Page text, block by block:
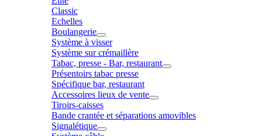
Classic
Echelles
Boulangerie
Système à visser
Système sur crémaillère
Tabac, presse - Bar, restaurant
Présentoirs tabac presse
Spécifique bar, restaurant
Accessoires lieux de vente
Tiroirs-caisses
Bande crantée et séparations amovibles
Signalétique